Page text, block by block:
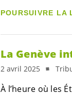
POURSUIVRE LA
La Genève
2 avril 2025
À l’heure où les